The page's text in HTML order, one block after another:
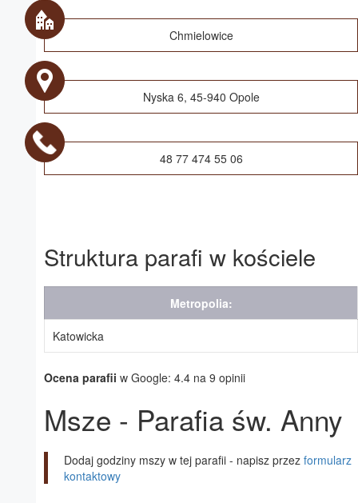
Chmielowice
Nyska 6, 45-940 Opole
48 77 474 55 06
Struktura parafi w kościele
Metropolia:
Katowicka
Ocena parafii w Google: 4.4 na 9 opinii
Msze - Parafia św. Anny
Dodaj godziny mszy w tej parafii - napisz przez formularz
kontaktowy